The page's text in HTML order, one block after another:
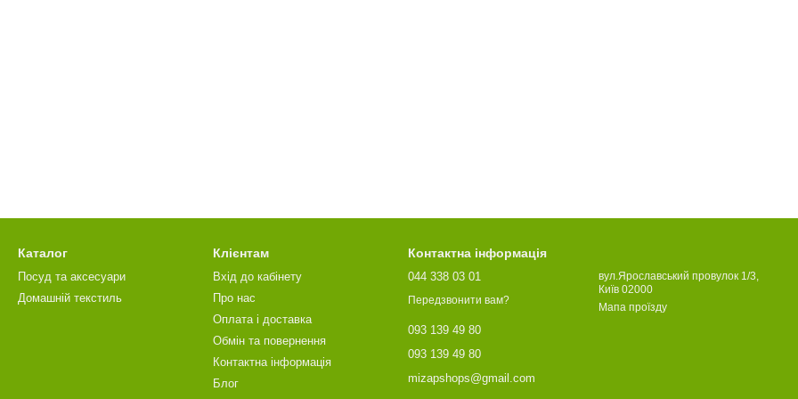
Каталог
Посуд та аксесуари
Домашній текстиль
Клієнтам
Вхід до кабінету
Про нас
Оплата і доставка
Обмін та повернення
Контактна інформація
Блог
Контактна інформація
044 338 03 01
Передзвонити вам?
093 139 49 80
093 139 49 80
mizapshops@gmail.com
вул.Ярославський провулок 1/3,
Київ 02000
Мапа проїзду